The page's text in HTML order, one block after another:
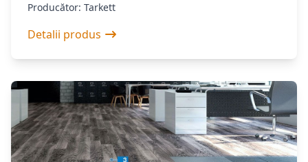
Producător: Tarkett
Detalii produs